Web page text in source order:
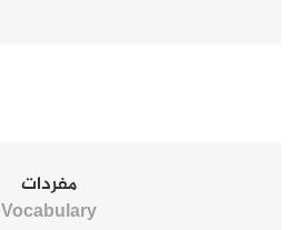
مفردات
Vocabulary